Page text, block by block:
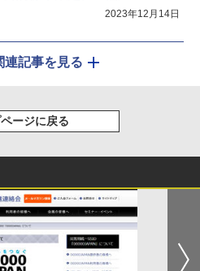
2023年12月14日
連記事を見る
ページに戻る